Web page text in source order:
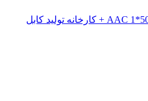
هادی آلومینیومی هوایی 50*1 AAC + کارخانه تولید کابل